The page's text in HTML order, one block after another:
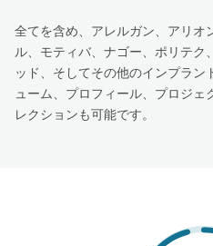
全てを含め、アレルガン、アリオ
ル、モティバ、ナゴー、ポリテク
ッド、そしてその他のインプラ
ューム、プロフィール、プロジ
レクションも可能です。